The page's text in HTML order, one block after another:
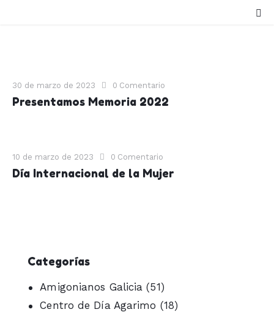
30 de marzo de 2023 0 Comentario
Presentamos Memoria 2022
10 de marzo de 2023 0 Comentario
Día Internacional de la Mujer
Categorías
Amigonianos Galicia (51)
Centro de Día Agarimo (18)